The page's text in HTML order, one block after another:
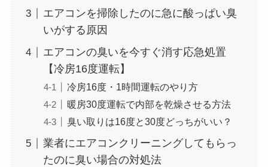
エアコンを掃除したのに急に酸っぱい臭
いがする原因
エアコンの臭いを今すぐ消す応急処置
【冷房16度運転】
冷房16度・1時間運転のやり方
暖房30度運転で内部を乾燥させる方法
臭い取りは16度と30度どっちがいい？
業者にエアコンクリーニングしてもらっ
たのに臭い場合の対処法